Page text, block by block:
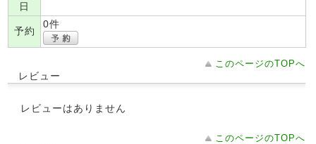
日
予約
0件
このページのTOPへ
レビュー
レビューはありません
このページのTOPへ